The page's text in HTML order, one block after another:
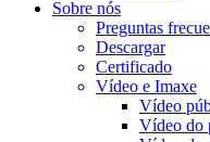
Sobre nós
Preguntas
Descargar
Certificado
Vídeo e Imaxe
Vídeo
Vídeo do